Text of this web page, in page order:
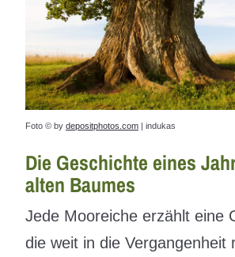
Foto © by depositphotos.com | indukas
Die Geschichte eines
alten Baumes
Jede Mooreiche erzählt eine
die weit in die Vergangenheit